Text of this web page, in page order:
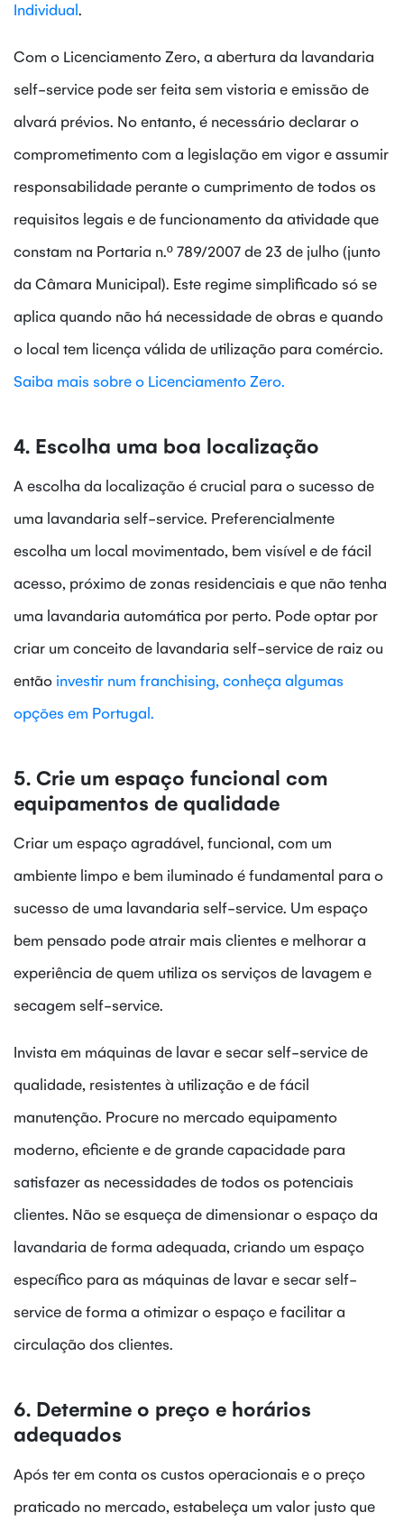
Individual.
Com o Licenciamento Zero, a abertura da lavandaria
self-service pode ser feita sem vistoria e emissão de
alvará prévios. No entanto, é necessário declarar o
comprometimento com a legislação em vigor e assumir
responsabilidade perante o cumprimento de todos os
requisitos legais e de funcionamento da atividade que
constam na Portaria n.º 789/2007 de 23 de julho (junto
da Câmara Municipal). Este regime simplificado só se
aplica quando não há necessidade de obras e quando
o local tem licença válida de utilização para comércio.
Saiba mais sobre o Licenciamento Zero.
4. Escolha uma boa localização
A escolha da localização é crucial para o sucesso de
uma lavandaria self-service. Preferencialmente
escolha um local movimentado, bem visível e de fácil
acesso, próximo de zonas residenciais e que não tenha
uma lavandaria automática por perto. Pode optar por
criar um conceito de lavandaria self-service de raiz ou
então investir num franchising, conheça algumas
opções em Portugal.
5. Crie um espaço funcional com
equipamentos de qualidade
Criar um espaço agradável, funcional, com um
ambiente limpo e bem iluminado é fundamental para o
sucesso de uma lavandaria self-service. Um espaço
bem pensado pode atrair mais clientes e melhorar a
experiência de quem utiliza os serviços de lavagem e
secagem self-service.
Invista em máquinas de lavar e secar self-service de
qualidade, resistentes à utilização e de fácil
manutenção. Procure no mercado equipamento
moderno, eficiente e de grande capacidade para
satisfazer as necessidades de todos os potenciais
clientes. Não se esqueça de dimensionar o espaço da
lavandaria de forma adequada, criando um espaço
específico para as máquinas de lavar e secar self-
service de forma a otimizar o espaço e facilitar a
circulação dos clientes.
6. Determine o preço e horários
adequados
Após ter em conta os custos operacionais e o preço
praticado no mercado, estabeleça um valor justo que